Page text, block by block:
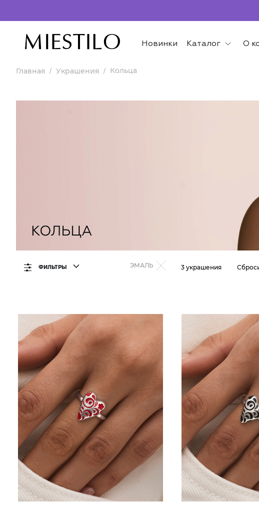
Новинки Каталог О
Главная Украшения Кольца
ФИЛЬТРЫ ЭМАЛЬ 3 украшения